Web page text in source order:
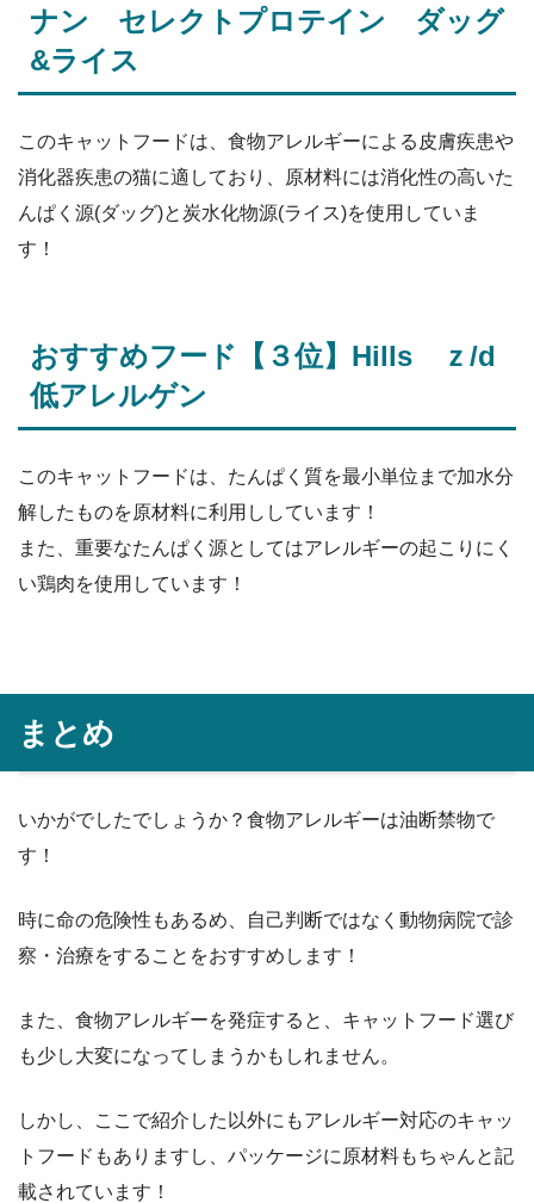
ナン セレクトプロテイン ダッグ
&ライス
このキャットフードは、食物アレルギーによる皮膚疾患や
消化器疾患の猫に適しており、原材料には消化性の高いた
んぱく源(ダッグ)と炭水化物源(ライス)を使用していま
す！
おすすめフード【３位】Hills ｚ/d
低アレルゲン
このキャットフードは、たんぱく質を最小単位まで加水分
解したものを原材料に利用ししています！
また、重要なたんぱく源としてはアレルギーの起こりにく
い鶏肉を使用しています！
まとめ
いかがでしたでしょうか？食物アレルギーは油断禁物で
す！
時に命の危険性もあるめ、自己判断ではなく動物病院で診
察・治療をすることをおすすめします！
また、食物アレルギーを発症すると、キャットフード選び
も少し大変になってしまうかもしれません。
しかし、ここで紹介した以外にもアレルギー対応のキャッ
トフードもありますし、パッケージに原材料もちゃんと記
載されています！